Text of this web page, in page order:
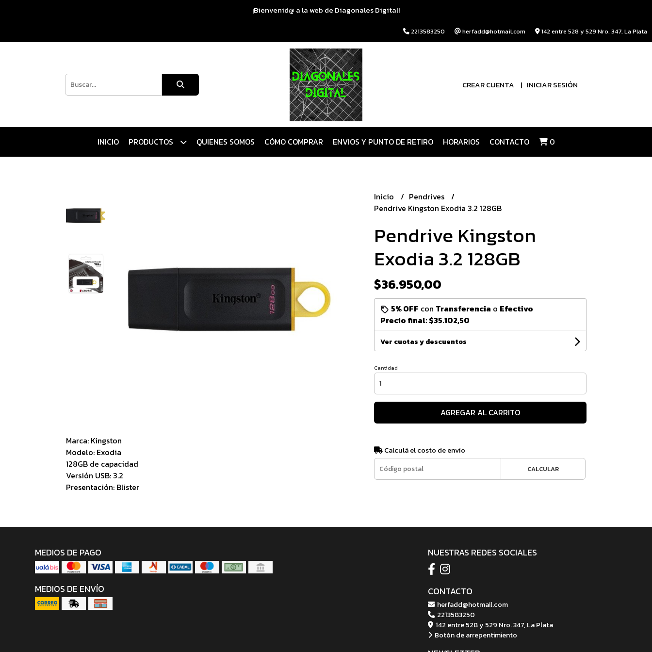
¡Bienvenid@ a la web de Diagonales Digital!
2213583250 herfadd@hotmail.com 142 entre 528 y 529 Nro. 347, La Plata
CREAR CUENTA INICIAR SESIÓN
INICIO PRODUCTOS QUIENES SOMOS CÓMO COMPRAR ENVIOS Y PUNTO DE RETIRO HORARIOS CONTACTO 0
Marca: Kingston
Modelo: Exodia
128GB de capacidad
Versión USB: 3.2
Presentación: Blister
Inicio
Pendrives
Pendrive Kingston Exodia 3.2 128GB
Pendrive Kingston
Exodia 3.2 128GB
$36.950,00
5% OFF con Transferencia o Efectivo
Precio final:$35.102,50
Ver cuotas y descuentos
Cantidad
AGREGAR AL CARRITO
Calculá el costo de envío
CALCULAR
MEDIOS DE PAGO
MEDIOS DE ENVÍO
NUESTRAS REDES SOCIALES
CONTACTO
herfadd@hotmail.com
2213583250
142 entre 528 y 529 Nro. 347, La Plata
Botón de arrepentimiento